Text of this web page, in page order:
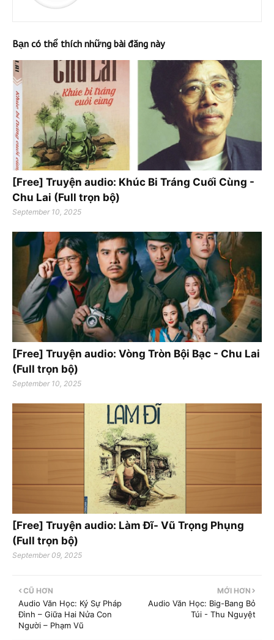
Bạn có thể thích những bài đăng này
[Free] Truyện audio: Khúc Bi Tráng Cuối Cùng -
Chu Lai (Full trọn bộ)
September 10, 2025
[Free] Truyện audio: Vòng Tròn Bội Bạc - Chu Lai
(Full trọn bộ)
September 10, 2025
[Free] Truyện audio: Làm Đĩ- Vũ Trọng Phụng
(Full trọn bộ)
September 09, 2025
MỚI HƠN
Audio Văn Học: Big-Bang Bỏ
Túi - Thu Nguyệt
CŨ HƠN
Audio Văn Học: Ký Sự Pháp
Đình – Giữa Hai Nửa Con
Người – Phạm Vũ